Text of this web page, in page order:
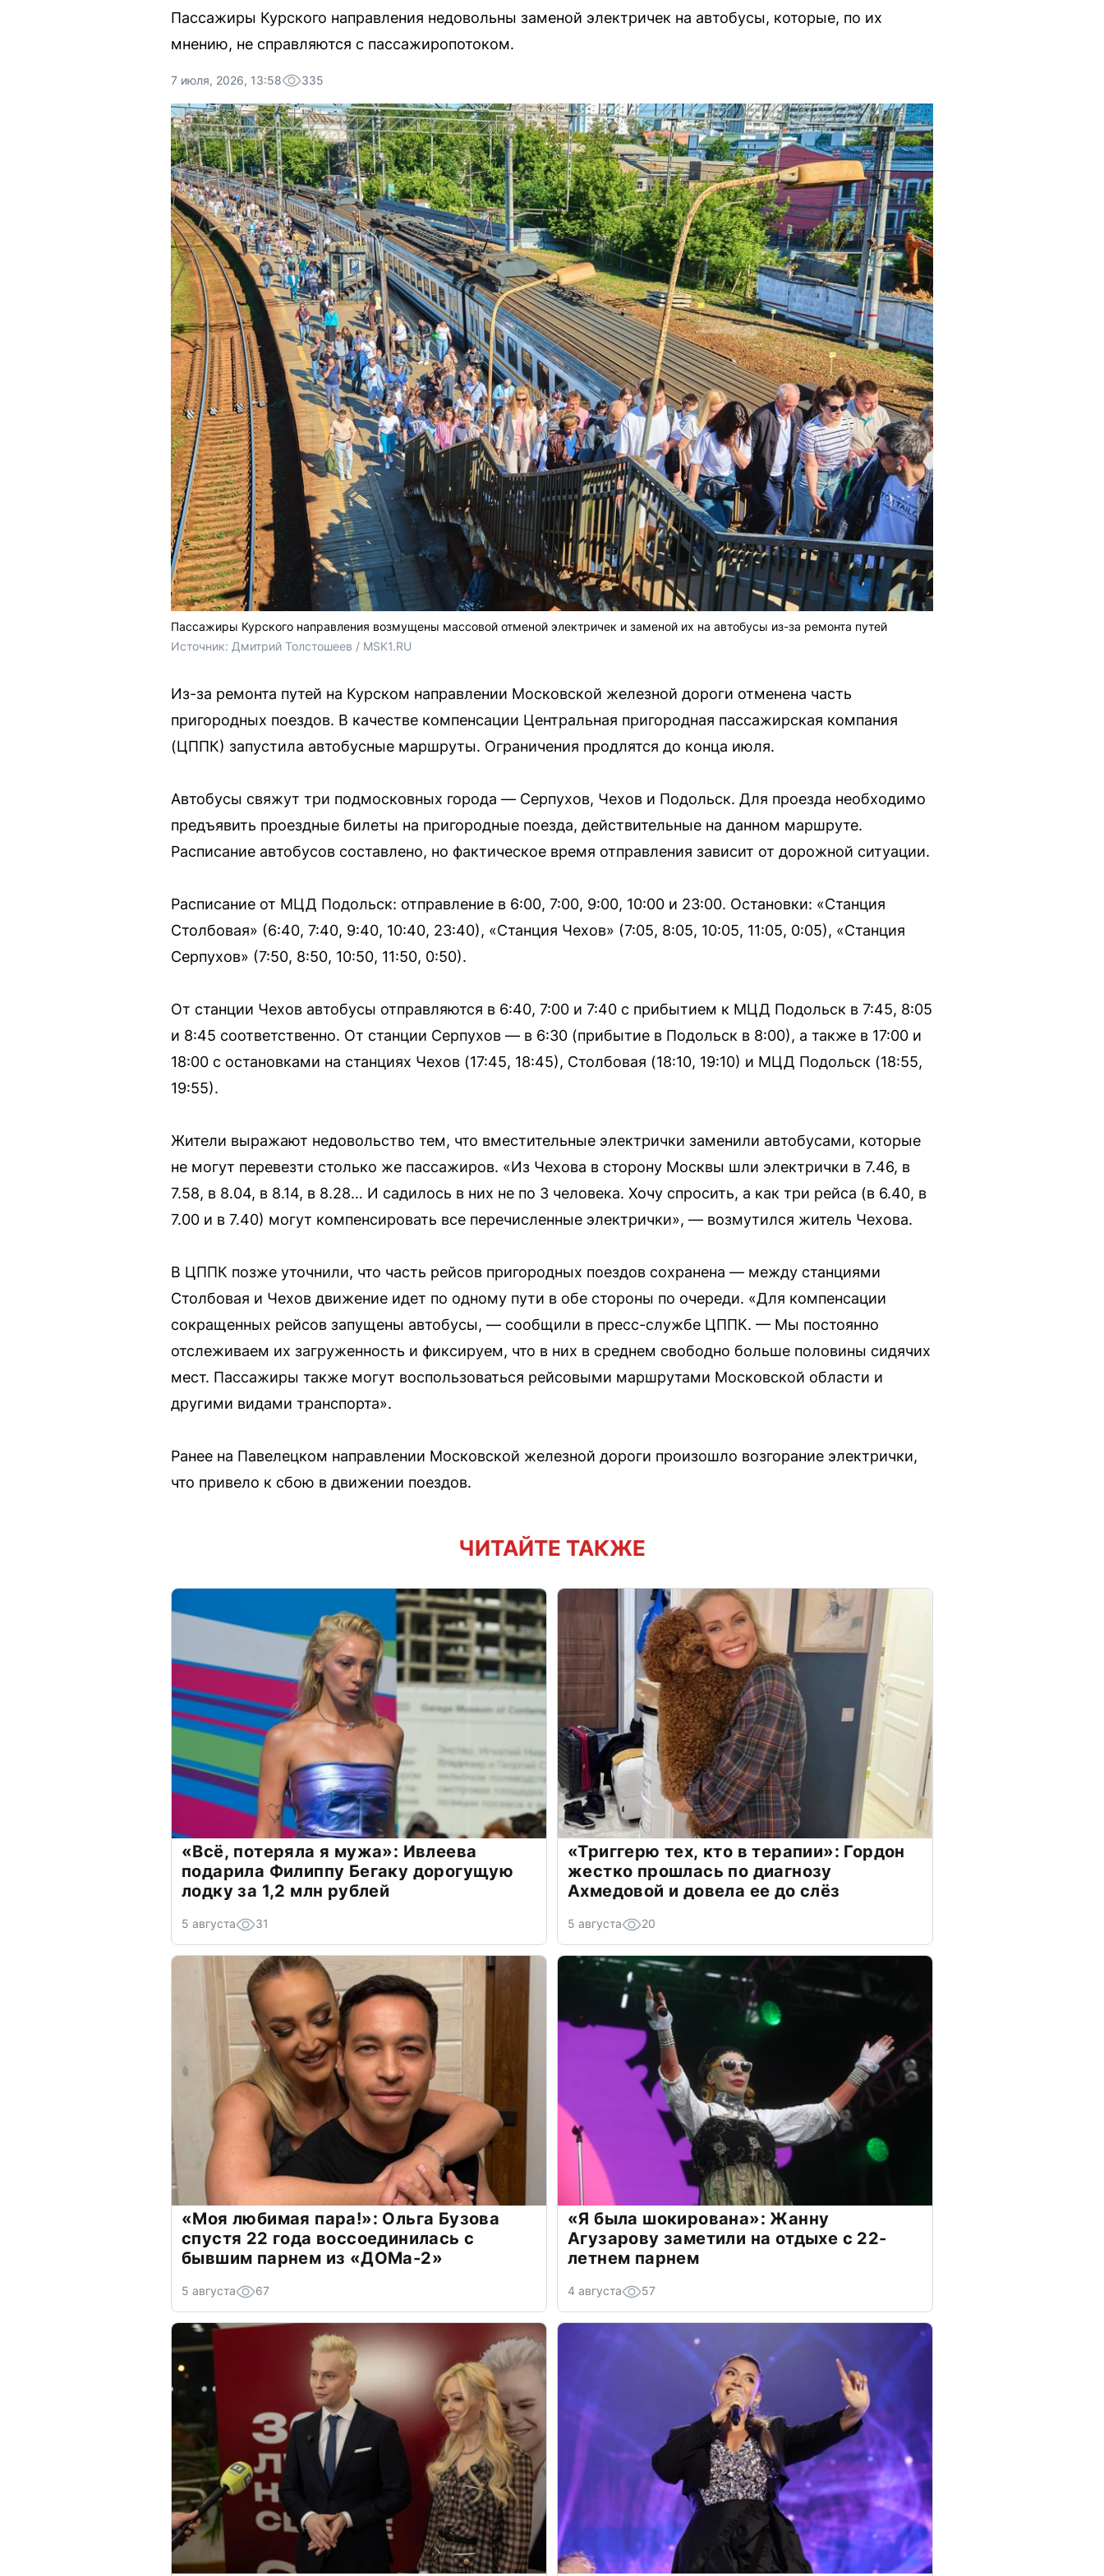
Пассажиры Курского направления недовольны заменой электричек на автобусы, которые, по их
мнению, не справляются с пассажиропотоком.
7 июля, 2026, 13:58 335
Пассажиры Курского направления возмущены массовой отменой электричек и заменой их на автобусы из-за ремонта путей
Источник: Дмитрий Толстошеев / MSK1.RU
Из-за ремонта путей на Курском направлении Московской железной дороги отменена часть
пригородных поездов. В качестве компенсации Центральная пригородная пассажирская компания
(ЦППК) запустила автобусные маршруты. Ограничения продлятся до конца июля.
Автобусы свяжут три подмосковных города — Серпухов, Чехов и Подольск. Для проезда необходимо
предъявить проездные билеты на пригородные поезда, действительные на данном маршруте.
Расписание автобусов составлено, но фактическое время отправления зависит от дорожной ситуации.
Расписание от МЦД Подольск: отправление в 6:00, 7:00, 9:00, 10:00 и 23:00. Остановки: «Станция
Столбовая» (6:40, 7:40, 9:40, 10:40, 23:40), «Станция Чехов» (7:05, 8:05, 10:05, 11:05, 0:05), «Станция
Серпухов» (7:50, 8:50, 10:50, 11:50, 0:50).
От станции Чехов автобусы отправляются в 6:40, 7:00 и 7:40 с прибытием к МЦД Подольск в 7:45, 8:05
и 8:45 соответственно. От станции Серпухов — в 6:30 (прибытие в Подольск в 8:00), а также в 17:00 и
18:00 с остановками на станциях Чехов (17:45, 18:45), Столбовая (18:10, 19:10) и МЦД Подольск (18:55,
19:55).
Жители выражают недовольство тем, что вместительные электрички заменили автобусами, которые
не могут перевезти столько же пассажиров. «Из Чехова в сторону Москвы шли электрички в 7.46, в
7.58, в 8.04, в 8.14, в 8.28… И садилось в них не по 3 человека. Хочу спросить, а как три рейса (в 6.40, в
7.00 и в 7.40) могут компенсировать все перечисленные электрички», — возмутился житель Чехова.
В ЦППК позже уточнили, что часть рейсов пригородных поездов сохранена — между станциями
Столбовая и Чехов движение идет по одному пути в обе стороны по очереди. «Для компенсации
сокращенных рейсов запущены автобусы, — сообщили в пресс-службе ЦППК. — Мы постоянно
отслеживаем их загруженность и фиксируем, что в них в среднем свободно больше половины сидячих
мест. Пассажиры также могут воспользоваться рейсовыми маршрутами Московской области и
другими видами транспорта».
Ранее на Павелецком направлении Московской железной дороги произошло возгорание электрички,
что привело к сбою в движении поездов.
ЧИТАЙТЕ ТАКЖЕ
«Всё, потеряла я мужа»: Ивлеева
подарила Филиппу Бегаку дорогущую
лодку за 1,2 млн рублей
5 августа 31
«Триггерю тех, кто в терапии»: Гордон
жестко прошлась по диагнозу
Ахмедовой и довела ее до слёз
5 августа 20
«Моя любимая пара!»: Ольга Бузова
спустя 22 года воссоединилась с
бывшим парнем из «ДОМа-2»
5 августа 67
«Я была шокирована»: Жанну
Агузарову заметили на отдыхе с 22-
летнем парнем
4 августа 57